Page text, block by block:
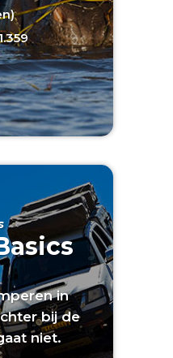
in
bij de
niet.